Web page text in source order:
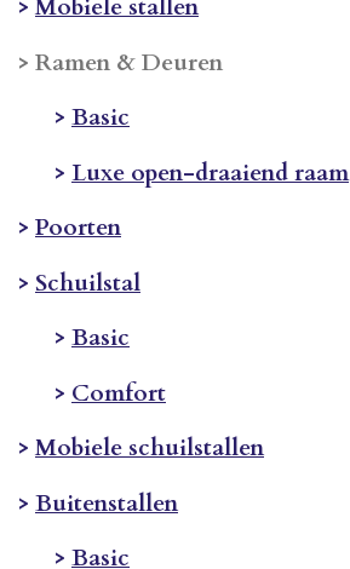
> Mobiele stallen
> Ramen & Deuren
> Basic
> Luxe open-draaiend raam
> Poorten
> Schuilstal
> Basic
> Comfort
> Mobiele schuilstallen
> Buitenstallen
> Basic